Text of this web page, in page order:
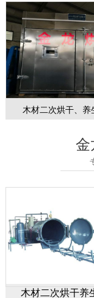
木材二次烘干、养
金
木材二次烘干养